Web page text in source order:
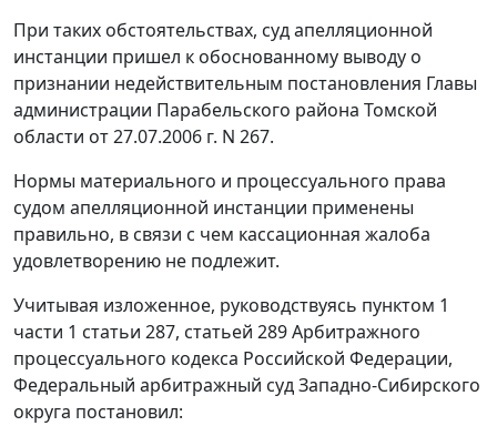
При таких обстоятельствах, суд апелляционной
инстанции пришел к обоснованному выводу о
признании недействительным постановления Главы
администрации Парабельского района Томской
области от 27.07.2006 г. N 267.
Нормы материального и процессуального права
судом апелляционной инстанции применены
правильно, в связи с чем кассационная жалоба
удовлетворению не подлежит.
Учитывая изложенное, руководствуясь пунктом 1
части 1 статьи 287, статьей 289Арбитражного
процессуального кодекса Российской Федерации,
Федеральный арбитражный суд Западно-Сибирского
округа постановил: